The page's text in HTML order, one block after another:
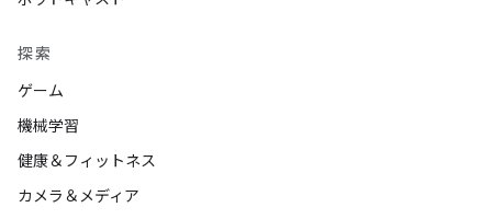
探索
ゲーム
機械学習
健康＆フィットネス
カメラ＆メディア